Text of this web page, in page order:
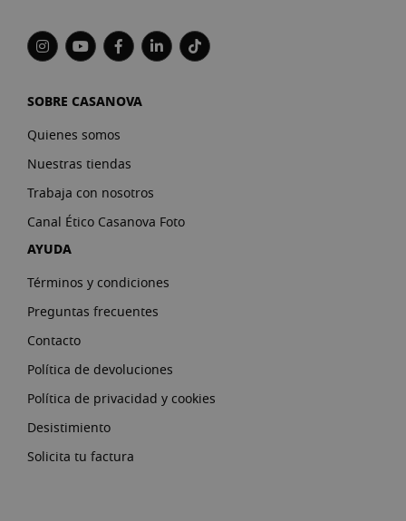
SOBRE CASANOVA
Quienes somos
Nuestras tiendas
Trabaja con nosotros
Canal Ético Casanova Foto
AYUDA
Términos y condiciones
Preguntas frecuentes
Contacto
Política de devoluciones
Política de privacidad y cookies
Desistimiento
Solicita tu factura